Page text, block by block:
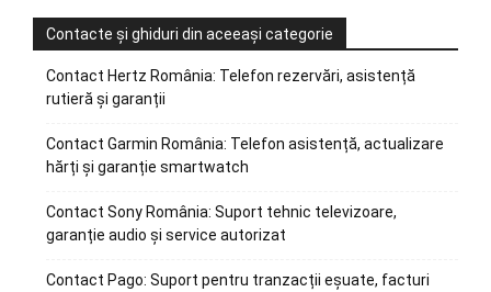
Contacte și ghiduri din aceeași categorie
Contact Hertz România: Telefon rezervări, asistență
rutieră și garanții
Contact Garmin România: Telefon asistență, actualizare
hărți și garanție smartwatch
Contact Sony România: Suport tehnic televizoare,
garanție audio și service autorizat
Contact Pago: Suport pentru tranzacții eșuate, facturi